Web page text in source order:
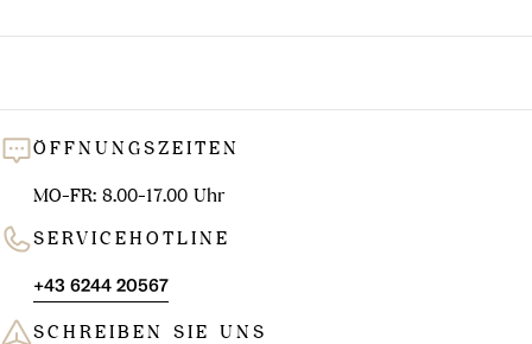
ÖFFNUNGSZEITEN
MO-FR: 8.00-17.00 Uhr
SERVICEHOTLINE
+43 6244 20567
SCHREIBEN SIE UNS